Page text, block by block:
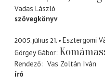
Vadas László
szövegkönyv
2005. július 21.
Esztergomi
Görgey Gábor
Rendező
Vas Zoltán Iván
író